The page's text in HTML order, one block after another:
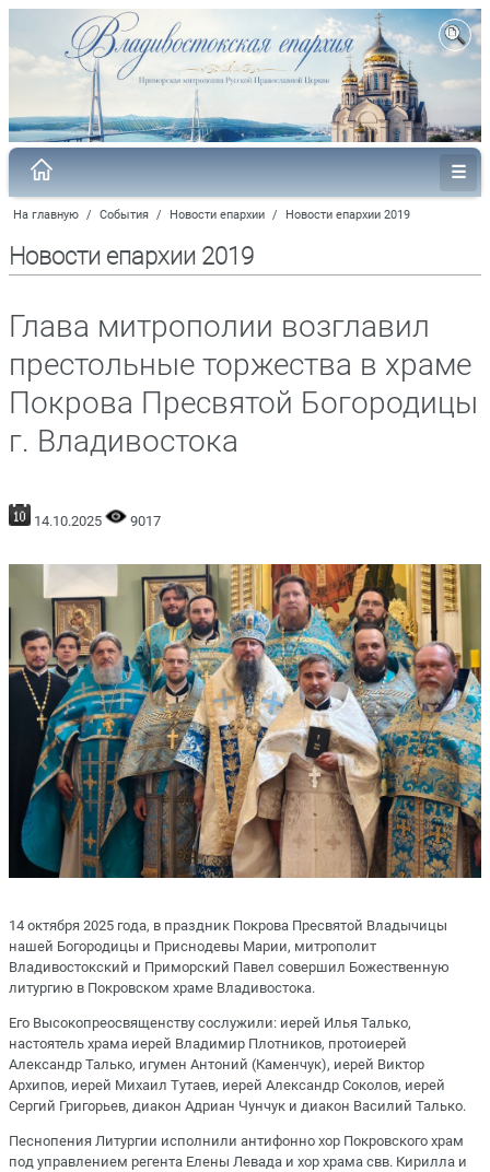
На главную / События / Новости епархии / Новости епархии 2019
Новости епархии 2019
Глава митрополии возглавил
престольные торжества в храме
Покрова Пресвятой Богородицы
г. Владивостока
14.10.2025 9017
14 октября 2025 года, в праздник Покрова Пресвятой Владычицы
нашей Богородицы и Приснодевы Марии, митрополит
Владивостокский и Приморский Павел совершил Божественную
литургию в Покровском храме Владивостока.
Его Высокопреосвященству сослужили: иерей Илья Талько,
настоятель храма иерей Владимир Плотников, протоиерей
Александр Талько, игумен Антоний (Каменчук), иерей Виктор
Архипов, иерей Михаил Тутаев, иерей Александр Соколов, иерей
Сергий Григорьев, диакон Адриан Чунчук и диакон Василий Талько.
Песнопения Литургии исполнили антифонно хор Покровского храм
под управлением регента Елены Левада и хор храма свв. Кирилла и